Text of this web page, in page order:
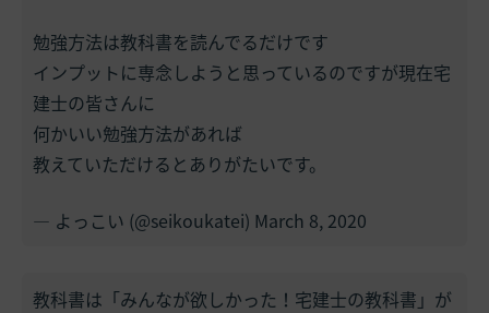
勉強方法は教科書を読んでるだけです
インプットに専念しようと思っているのですが現在宅
建士の皆さんに
何かいい勉強方法があれば
教えていただけるとありがたいです。
— よっこい (@seikoukatei) March 8, 2020
教科書は「みんなが欲しかった！宅建士の教科書」が